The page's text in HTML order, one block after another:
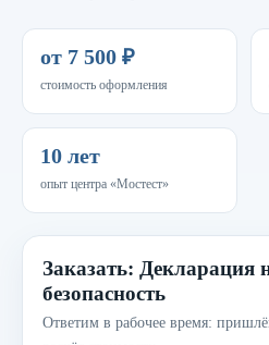
от 7 500 ₽
стоимость оформления
10 лет
опыт центра «Мостест»
Заказать:
безопасность
Ответим в рабочее время: